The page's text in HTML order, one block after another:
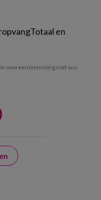
en
overeenstemming met ons